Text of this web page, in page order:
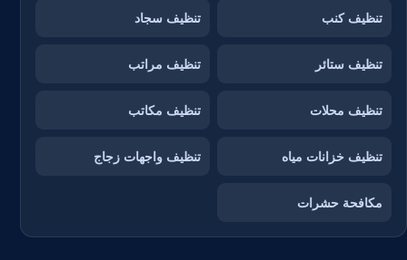
تنظيف كنب تنظيف سجاد
تنظيف ستائر تنظيف مراتب
تنظيف محلات تنظيف مكاتب
تنظيف خزانات مياه تنظيف واجهات زجاج
مكافحة حشرات